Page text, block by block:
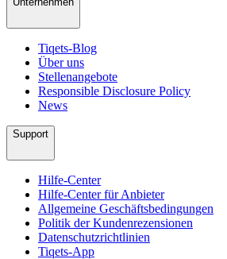
Tiqets-Blog
Über uns
Stellenangebote
Responsible Disclosure Policy
News
Support
Hilfe-Center
Hilfe-Center für Anbieter
Allgemeine Geschäftsbedingungen
Politik der Kundenrezensionen
Datenschutzrichtlinien
Tiqets-App